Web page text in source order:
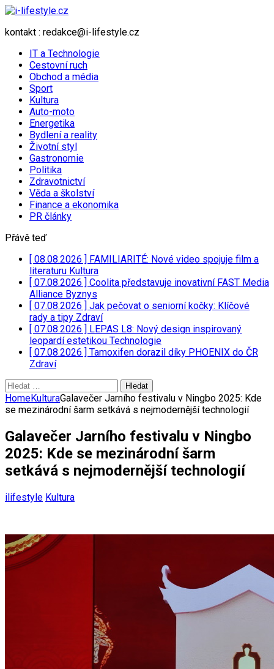
kontakt : redakce@i-lifestyle.cz
IT a Technologie
Cestovní ruch
Obchod a média
Sport
Kultura
Auto-moto
Energetika
Bydlení a reality
Životní styl
Gastronomie
Politika
Zdravotnictví
Věda a školství
Finance a ekonomika
PR články
Přávě teď
[ 08.08.2026 ] FAMILIARITÉ: Nové video spojuje film a
literaturu Kultura
[ 07.08.2026 ] Coolita představuje inovativní FAST Media
Alliance Byznys
[ 07.08.2026 ] Jak pečovat o seniorní kočky: Klíčové
rady a tipy Zdraví
[ 07.08.2026 ] LEPAS L8: Nový design inspirovaný
leopardí estetikou Technologie
[ 07.08.2026 ] Tamoxifen dorazil díky PHOENIX do ČR
Zdraví
Vyhledávání
HomeKulturaGalavečer Jarního festivalu v Ningbo 2025: Kde
se mezinárodní šarm setkává s nejmodernější technologií
Galavečer Jarního festivalu v Ningbo
2025: Kde se mezinárodní šarm
setkává s nejmodernější technologií
ilifestyle Kultura